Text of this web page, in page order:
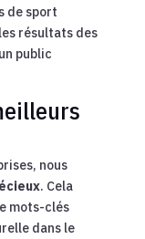
de sport
résultats des
public
nous
. Cela
mots-clés
dans le